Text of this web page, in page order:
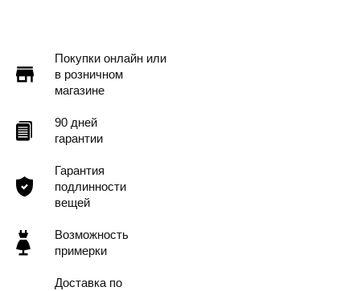
Покупки онлайн или
в розничном
магазине
90 дней
гарантии
Гарантия
подлинности
вещей
Возможность
примерки
Доставка по